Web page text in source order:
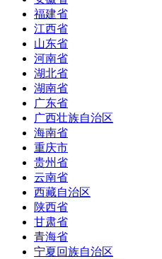
福建省
江西省
山东省
河南省
湖北省
湖南省
广东省
广西壮族自治区
海南省
重庆市
贵州省
云南省
西藏自治区
陕西省
甘肃省
青海省
宁夏回族自治区